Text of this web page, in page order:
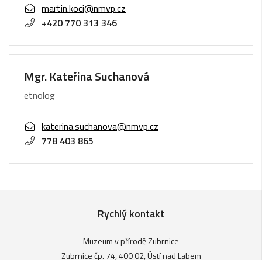
martin.koci@nmvp.cz
+420 770 313 346
Mgr. Kateřina Suchanová
etnolog
katerina.suchanova@nmvp.cz
778 403 865
Rychlý kontakt
Muzeum v přírodě Zubrnice
Zubrnice čp. 74, 400 02, Ústí nad Labem